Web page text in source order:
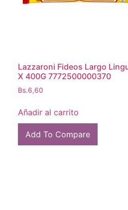
Lazzaroni Fideos Largo
X 400G 7772500000370
Bs.6,60
Añadir al carrito
Add To Compare